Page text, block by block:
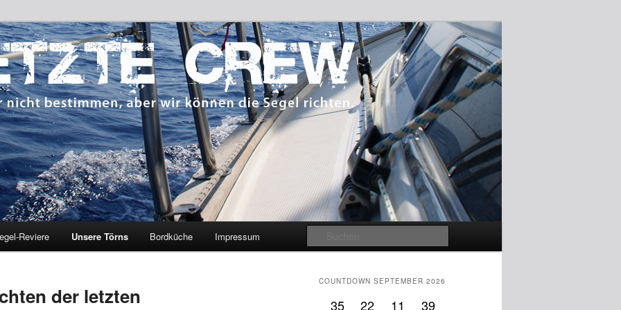
aber wir können die Segel richten.
Reviere Unsere Törns Bordküche Impressum
der letzten
COUNTDOWN SEPTEMBER 2026
35 22 11 38